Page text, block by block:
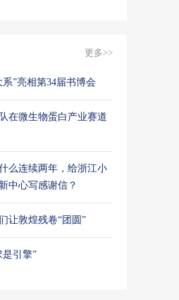
更多>>
”亮相第34届书博会
在微生物蛋白产业赛道
么连续两年，给浙江小
中心写感谢信？
让敦煌残卷“团圆”
引擎”